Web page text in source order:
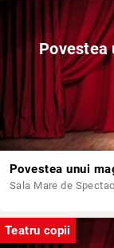
Povestea
Teatru copii